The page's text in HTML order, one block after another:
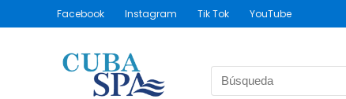
Facebook Instagram Tik Tok YouTube